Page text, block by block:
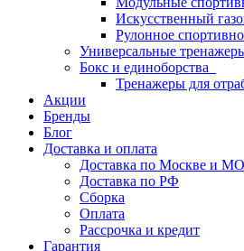
Искусственный
Рулонное
Универсальные
Бокс и единоборства
Тренажеры для
Акции
Бренды
Блог
Доставка и оплата
Доставка по Москве и МО
Доставка по РФ
Сборка
Оплата
Рассрочка и кредит
Гарантия